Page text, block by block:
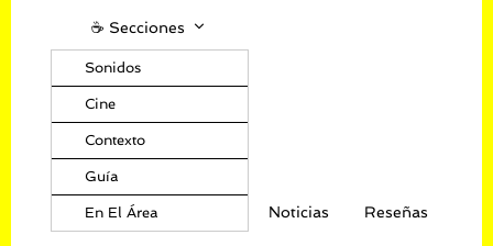
☕️ Secciones
Sonidos
Cine
Contexto
Guía
En El Área Noticias Reseñas